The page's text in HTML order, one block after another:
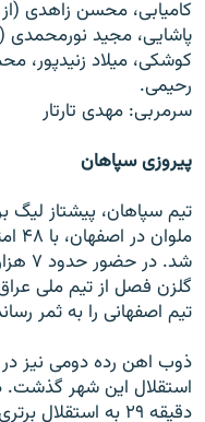
کاميابی، محسن زاهدی
کوشکی، ميلاد زنيدپور،
رحيمی.
سرمربی: مهدی تارتار
پيروزی سپاهان
تيم سپاهان، پيشتاز ليگ
شد.
تيم اصفهانی را به ثمر
ذوب اهن رده دومی نيز در
استقلال اين شهر گذشت.
دقيقه ۲۹ به